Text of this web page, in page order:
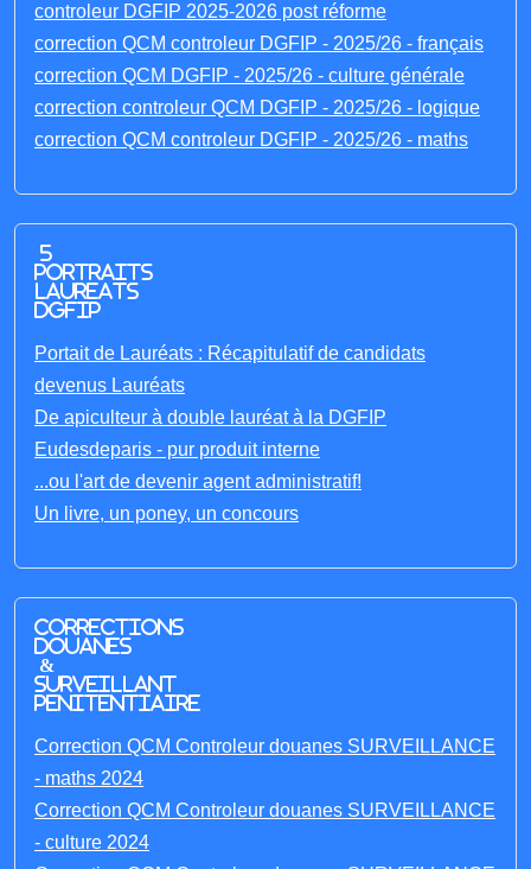
controleur DGFIP 2025-2026 post réforme
correction QCM controleur DGFIP - 2025/26 - français
correction QCM DGFIP - 2025/26 - culture générale
correction controleur QCM DGFIP - 2025/26 - logique
correction QCM controleur DGFIP - 2025/26 - maths
5
portraits
laureats
DGFIP
Portait de Lauréats : Récapitulatif de candidats
devenus Lauréats
De apiculteur à double lauréat à la DGFIP
Eudesdeparis - pur produit interne
...ou l'art de devenir agent administratif!
Un livre, un poney, un concours
Corrections
Douanes
&
Surveillant
penitentiaire
Correction QCM Controleur douanes SURVEILLANCE
- maths 2024
Correction QCM Controleur douanes SURVEILLANCE
- culture 2024